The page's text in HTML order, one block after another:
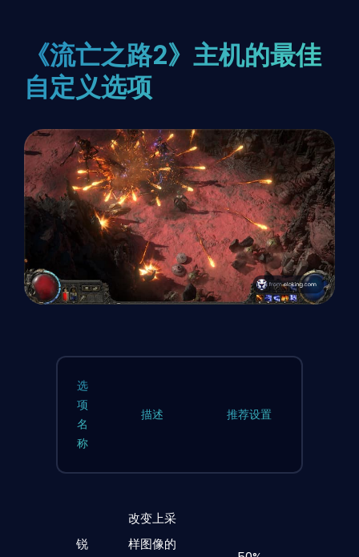
《流亡之路2》主机的最佳
自定义选项
选
项
名
称
描述 推荐设置
锐
改变上采
样图像的